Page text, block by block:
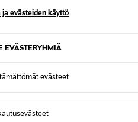
ja evästeiden käyttö
EVÄSTERYHMIÄ
evästeet